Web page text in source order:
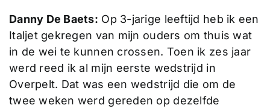
Danny De Baets: Op 3-jarige leeftijd heb ik een
Italjet gekregen van mijn ouders om thuis wat
in de wei te kunnen crossen. Toen ik zes jaar
werd reed ik al mijn eerste wedstrijd in
Overpelt. Dat was een wedstrijd die om de
twee weken werd gereden op dezelfde